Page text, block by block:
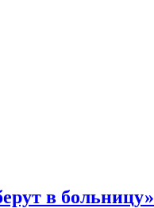
в больницу»